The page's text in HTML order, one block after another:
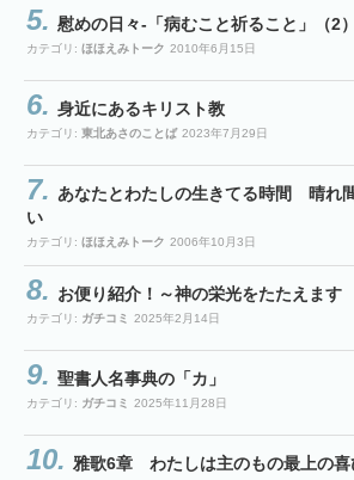
慰めの日々-「病むこと祈ること」（2）
カテゴリ: ほほえみトーク 2010年6月15日
身近にあるキリスト教
カテゴリ: 東北あさのことば 2023年7月29日
あなたとわたしの生きてる時間 晴れ
い
カテゴリ: ほほえみトーク 2006年10月3日
お便り紹介！～神の栄光をたたえます
カテゴリ: ガチコミ 2025年2月14日
聖書人名事典の「カ」
カテゴリ: ガチコミ 2025年11月28日
雅歌6章 わたしは主のもの最上の喜